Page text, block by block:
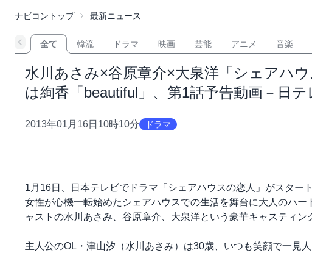
ナビコントップ 最新ニュース
全て 韓流 ドラマ 映画 芸能 アニメ 音楽
水川あさみ×谷原章介×大泉洋「シェアハ
は絢香「beautiful」、第1話予告動画－日テ
2013年01月16日10時10分 ドラマ
1月16日、日本テレビでドラマ「シェアハウスの恋人」がスター
女性が心機一転始めたシェアハウスでの生活を舞台に大人のハ
ャストの水川あさみ、谷原章介、大泉洋という豪華キャスティン
主人公のOL・津山汐（水川あさみ）は30歳、いつも笑顔で一見